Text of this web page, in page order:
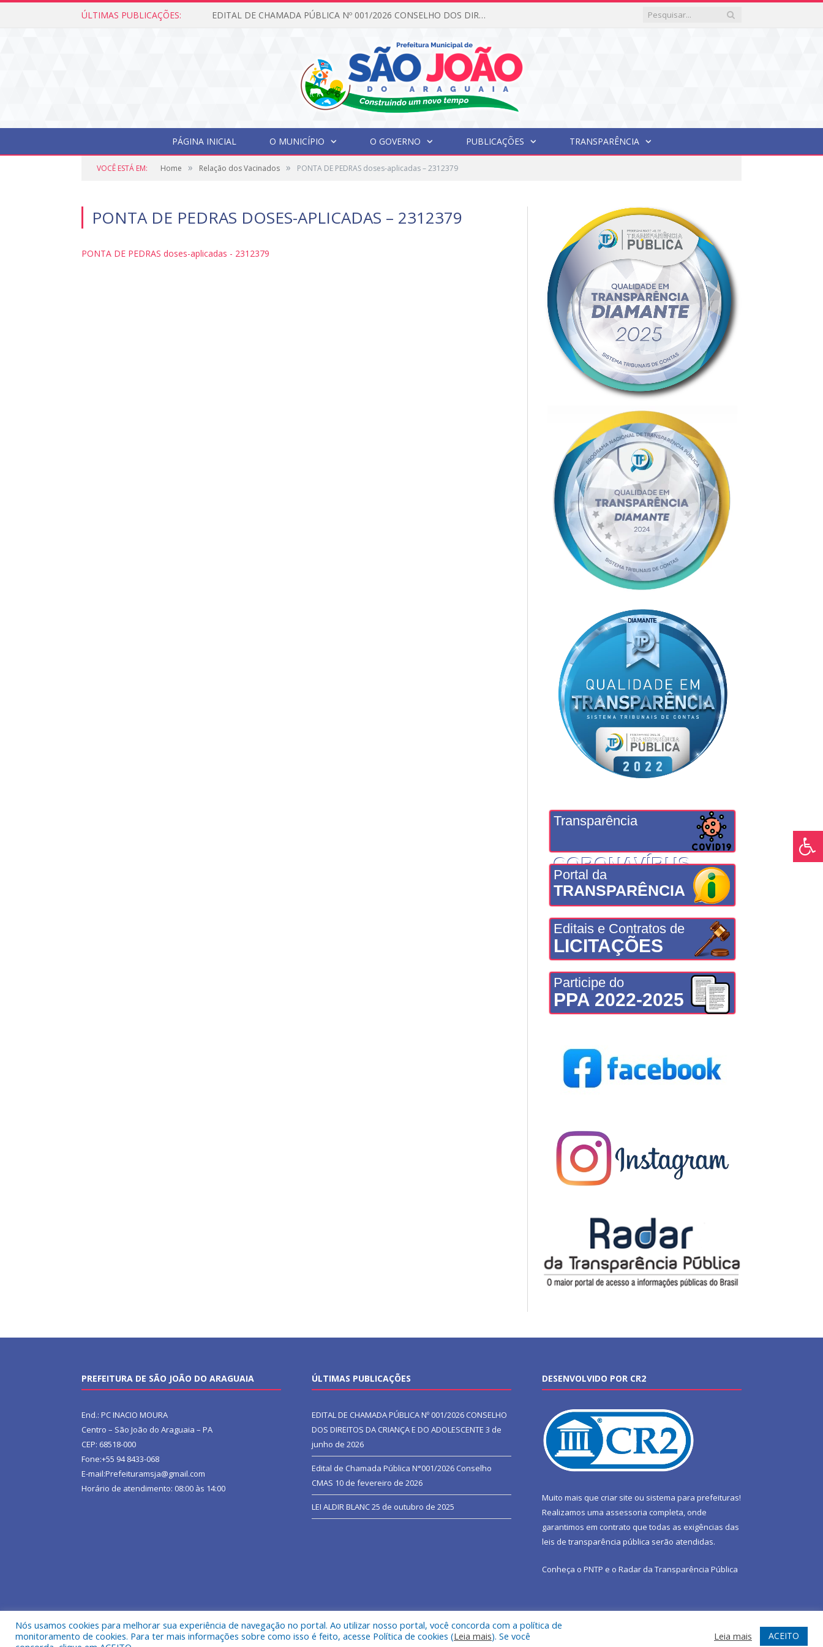
ÚLTIMAS PUBLICAÇÕES: EDITAL DE CHAMADA PÚBLICA Nº 001/2026 CONSELHO DOS DIREITOS DA CRIANÇA E DO ADOLESCENTE
PÁGINA INICIAL O MUNICÍPIO O GOVERNO PUBLICAÇÕES TRANSPARÊNCIA
VOCÊ ESTÁ EM: Home » Relação dos Vacinados » PONTA DE PEDRAS doses-aplicadas – 2312379
PONTA DE PEDRAS DOSES-APLICADAS – 2312379
PONTA DE PEDRAS doses-aplicadas - 2312379
Transparência
CORONAVÍRUS
Portal da
TRANSPARÊNCIA
Editais e Contratos de
LICITAÇÕES
Participe do
PPA 2022-2025
PREFEITURA DE SÃO JOÃO DO ARAGUAIA
End.: PC INACIO MOURA
Centro – São João do Araguaia – PA
CEP: 68518-000
Fone:+55 94 8433-068
E-mail:Prefeituramsja@gmail.com
Horário de atendimento: 08:00 às 14:00
ÚLTIMAS PUBLICAÇÕES
EDITAL DE CHAMADA PÚBLICA Nº 001/2026 CONSELHO
DOS DIREITOS DA CRIANÇA E DO ADOLESCENTE 3 de
junho de 2026
Edital de Chamada Pública N°001/2026 Conselho
CMAS 10 de fevereiro de 2026
LEI ALDIR BLANC25 de outubro de 2025
DESENVOLVIDO POR CR2
Muito mais que criar site ou sistema para prefeituras!
Realizamos uma assessoria completa, onde
garantimos em contrato que todas as exigências das
leis de transparência pública serão atendidas.
Conheça o PNTP e o Radar da Transparência Pública
Todos os direitos reservados a Prefeitura Municipal de São João do Araguaia. Mapa do Site Acessar Webmail
Nós usamos cookies para melhorar sua experiência de navegação no portal. Ao utilizar nosso portal, você concorda com a política de
monitoramento de cookies. Para ter mais informações sobre como isso é feito, acesse Política de cookies (Leia mais). Se você
Leia mais ACEITO